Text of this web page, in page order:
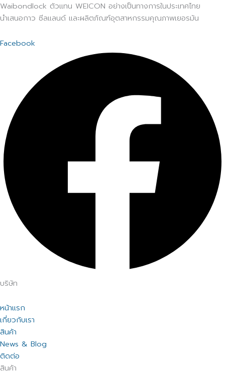
Waibondlock ตัวแทน WEICON อย่างเป็นทางการในประเทศไทย
นำเสนอกาว ซีลแลนด์ และผลิตภัณฑ์อุตสาหกรรมคุณภาพเยอรมัน
Facebook
บริษัท
หน้าแรก
เกี่ยวกับเรา
สินค้า
News & Blog
ติดต่อ
สินค้า